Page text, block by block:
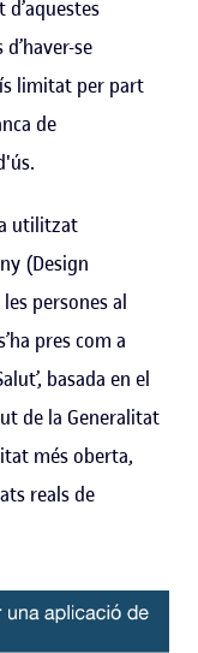
se
limitat per part
de
utilitzat
(Design
persones al
pres com a
basada en el
de la Generalitat
més oberta,
reals de